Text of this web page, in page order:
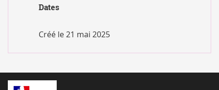
PARCOURSDates
Créé le21 mai 2025